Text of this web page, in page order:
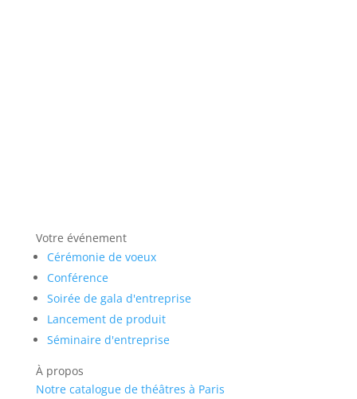
Votre événement
Cérémonie de voeux
Conférence
Soirée de gala d'entreprise
Lancement de produit
Séminaire d'entreprise
À propos
Notre catalogue de théâtres à Paris